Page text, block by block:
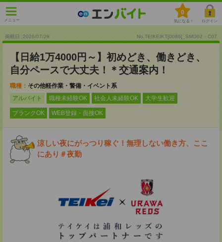
メニュー
0
気になる！ ログイン
掲載日 :2026/07/28 No.TEIKEIKT[0086]_SMO02・C07
【日給1万4000円～】初めどき、働きどき、
自分ペースで大丈夫！＊交通案内！
職種： その他軽作業・警備・イベント系
アルバイト
職種未経験OK 社会人未経験OK 大学生歓迎
ブランクOK WEB登録・面接OK
涼しい夜にがっつり稼ぐ！無理しない働き方、ここ
にあり＃夜勤